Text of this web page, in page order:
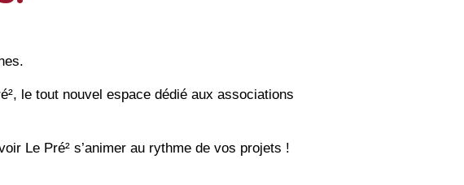
le tout nouvel espace dédié aux associations
Le Pré² s’animer au rythme de vos projets !